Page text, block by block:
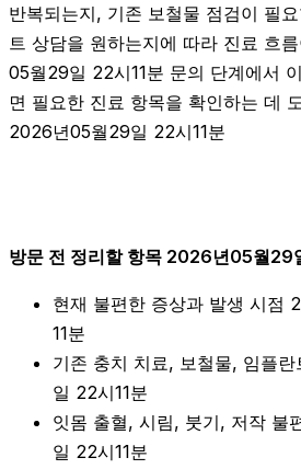
반복되는지, 기존 보철물 점검이 필
트 상담을 원하는지에 따라 진료 흐
05월29일 22시11분 문의 단계에서
면 필요한 진료 항목을 확인하는 데
2026년05월29일 22시11분
방문 전 정리할 항목 2026년05월29
현재 불편한 증상과 발생 시점
11분
기존 충치 치료, 보철물, 임플
일 22시11분
잇몸 출혈, 시림, 붓기, 저작 불
일 22시11분